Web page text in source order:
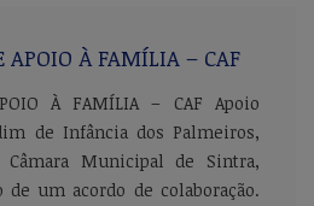
APOIO À FAMÍLIA – CAF
À FAMÍLIA – CAF Apoio
de Infância dos Palmeiros,
Municipal de Sintra,
de um acordo de colaboração.